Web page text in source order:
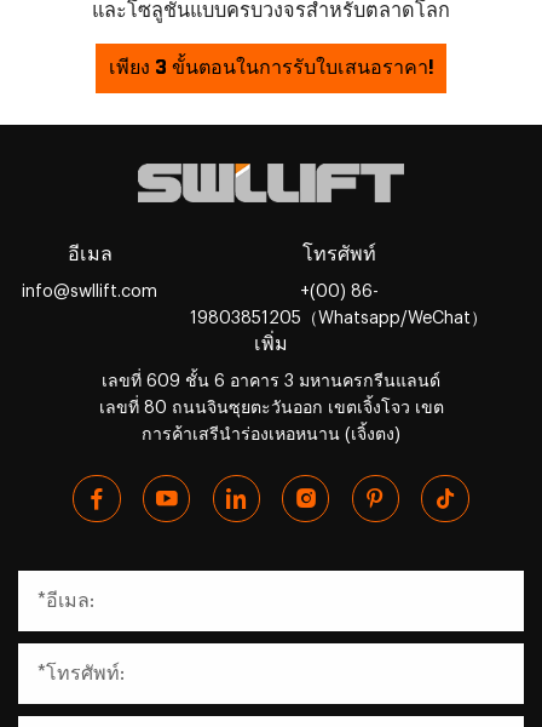
และโซลูชั่นแบบครบวงจรสำหรับตลาดโลก
เพียง 3 ขั้นตอนในการรับใบเสนอราคา!
อีเมล
info@swllift.com
โทรศัพท์
+(00) 86-
19803851205（Whatsapp/WeChat）
เพิ่ม
เลขที่ 609 ชั้น 6 อาคาร 3 มหานครกรีนแลนด์
เลขที่ 80 ถนนจินซุยตะวันออก เขตเจิ้งโจว เขต
การค้าเสรีนำร่องเหอหนาน (เจิ้งตง)